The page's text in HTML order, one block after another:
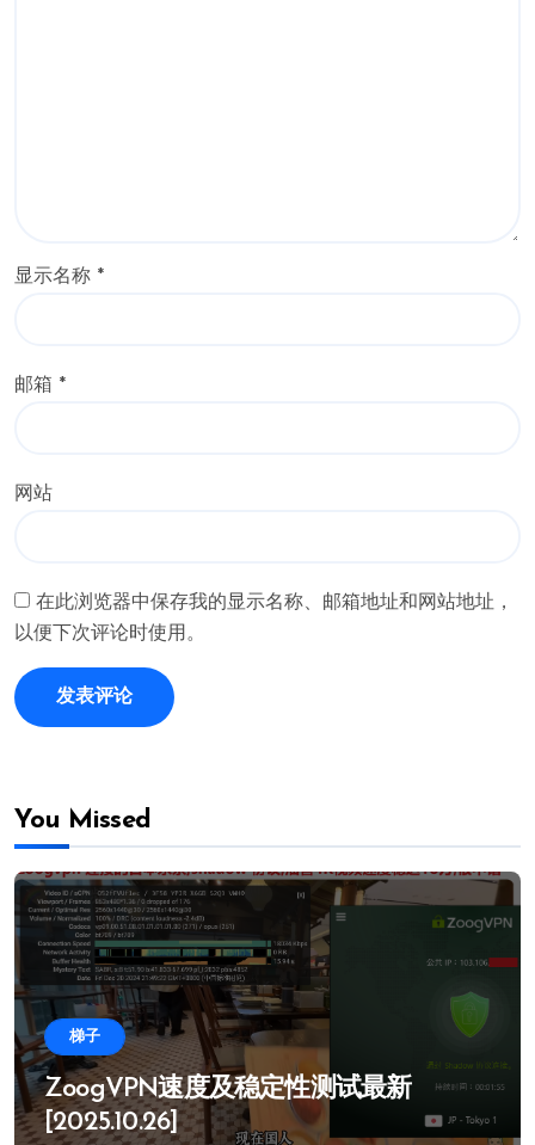
显示名称 *
邮箱 *
网站
在此浏览器中保存我的显示名称、邮箱地址和网站地址，
以便下次评论时使用。
You Missed
梯子
ZoogVPN速度及稳定性测试最新
[2025.10.26]